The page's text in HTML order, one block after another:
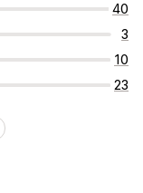
40
3
10
23